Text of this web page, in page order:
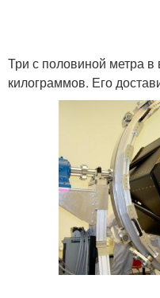
Три с половиной метра
килограммов. Его